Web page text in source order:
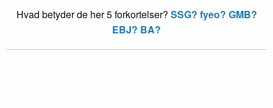
Hvad betyder de her 5 forkortelser? SSG? fyeo? GMB?
EBJ? BA?